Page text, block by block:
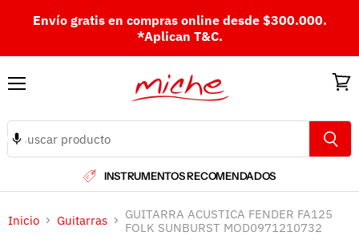
Envío gratis en compras online desde $300.000.
*Aplican T&C.
INSTRUMENTOS RECOMENDADOS
Inicio Guitarras
GUITARRA ACUSTICA FENDER FA125
FOLK SUNBURST MOD0971210732